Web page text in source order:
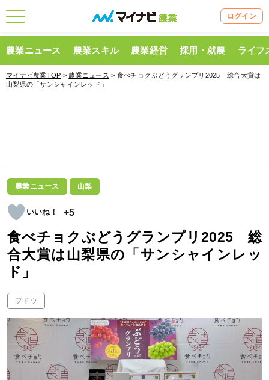
ログイン
農業ニュース 農業スキル 農業経営 採用・就農 ライフ
マイナビ農業TOP > 農業ニュース > 食べチョクぶどうグランプリ2025 総合大賞は
山梨県の「サンシャインレッド」
農業ニュース 山梨
+5
食べチョクぶどうグランプリ2025 総
合大賞は山梨県の「サンシャインレッ
ド」
ブドウ